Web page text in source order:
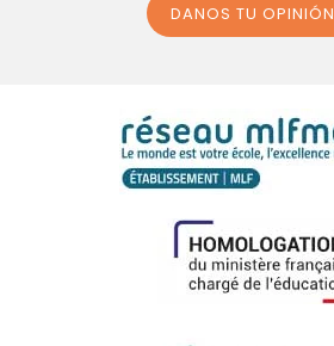
DANOS TU OPINIÓN